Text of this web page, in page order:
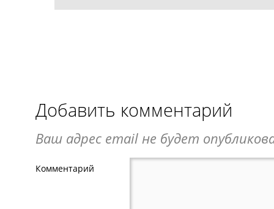
Добавить комментарий
Ваш адрес email не будет
Комментарий